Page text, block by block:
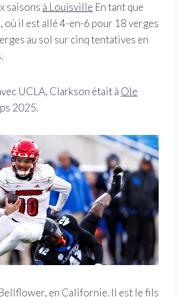
saisons à Louisville En tant que
où il est allé 4-en-6 pour 18 verges
au sol sur cinq tentatives en
UCLA, Clarkson était à Ole
2025.
en Californie. Il est le fils